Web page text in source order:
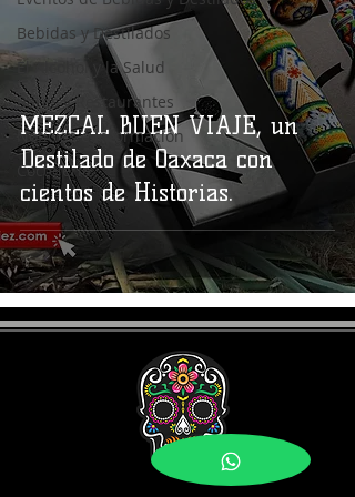
Bebidas y Destilados
El Alcohol y la Salud
Bares y Restaurantes
Noticias e Información
Coctelería
MEZCAL BUEN VIAJE, un
Destilado de Oaxaca con
cientos de Historias.